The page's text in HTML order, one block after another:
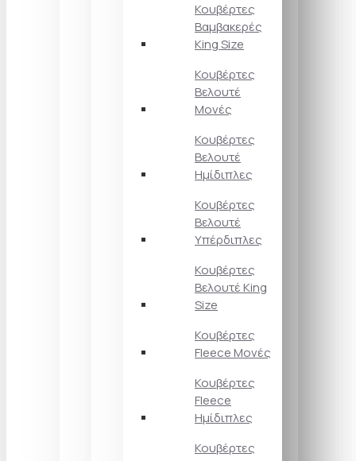
Κουβέρτες
Βαμβακερές
King Size
Κουβέρτες
Βελουτέ
Μονές
Κουβέρτες
Βελουτέ
Ημίδιπλες
Κουβέρτες
Βελουτέ
Υπέρδιπλες
Κουβέρτες
Βελουτέ King
Size
Κουβέρτες
Fleece Μονές
Κουβέρτες
Fleece
Ημίδιπλες
Κουβέρτες